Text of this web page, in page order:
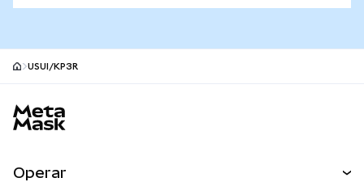
USUI/KP3R
Operar